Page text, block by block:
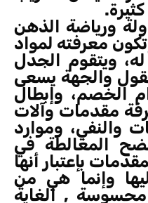
ورياضة الذهن
معرفته لمواد
ويتقوم الجدل
والجهة يسعى
الخصم، وإبطال
مقدمات وآلات
والنفي، وموارد
المغالطة في
بإعتبار أنها
وإنما هي من
محسوسة , الغاية